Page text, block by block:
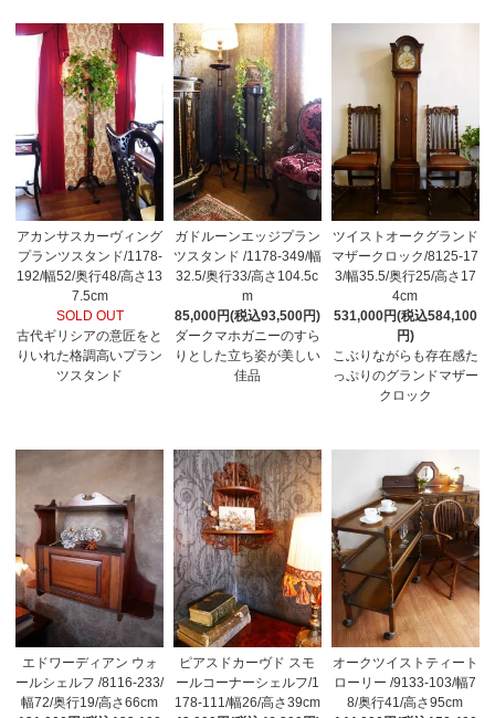
アカンサスカーヴィング
プランツスタンド/1178-
192/幅52/奥行48/高さ13
7.5cm
SOLD OUT
古代ギリシアの意匠をと
りいれた格調高いプラン
ツスタンド
ガドルーンエッジプラン
ツスタンド /1178-349/幅
32.5/奥行33/高さ104.5c
m
85,000円(税込93,500円)
ダークマホガニーのすら
りとした立ち姿が美しい
佳品
ツイストオークグランド
マザークロック/8125-17
3/幅35.5/奥行25/高さ17
4cm
531,000円(税込584,100
円)
こぶりながらも存在感た
っぷりのグランドマザー
クロック
エドワーディアン ウォ
ールシェルフ /8116-233/
幅72/奥行19/高さ66cm
ピアスドカーヴド スモ
ールコーナーシェルフ/1
178-111/幅26/高さ39cm
オークツイストティート
ローリー /9133-103/幅7
8/奥行41/高さ95cm